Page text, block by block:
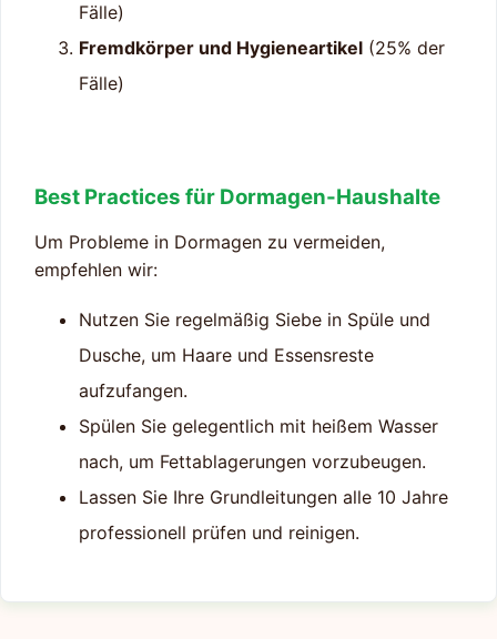
Fälle)
Fremdkörper und Hygieneartikel (25% der
Fälle)
Best Practices für Dormagen-Haushalte
Um Probleme in Dormagen zu vermeiden,
empfehlen wir:
Nutzen Sie regelmäßig Siebe in Spüle und
Dusche, um Haare und Essensreste
aufzufangen.
Spülen Sie gelegentlich mit heißem Wasser
nach, um Fettablagerungen vorzubeugen.
Lassen Sie Ihre Grundleitungen alle 10 Jahre
professionell prüfen und reinigen.